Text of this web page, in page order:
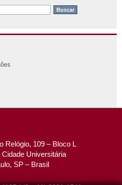
Relógio, 109 – Bloco L
Cidade Universitária
SP – Brasil